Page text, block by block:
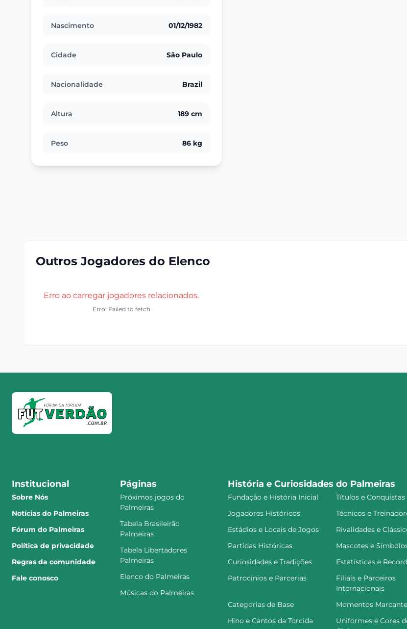
Nascimento 01/12/1982
Cidade São Paulo
Nacionalidade Brazil
Altura 189 cm
Peso 86 kg
Outros Jogadores do Elenco
Erro ao carregar jogadores relacionados.
Erro: Failed to fetch
Institucional
Sobre Nós
Notícias do Palmeiras
Fórum do Palmeiras
Política de privacidade
Regras da comunidade
Fale conosco
Páginas
Próximos jogos do
Palmeiras
Tabela Brasileirão
Palmeiras
Tabela Libertadores
Palmeiras
Elenco do Palmeiras
Músicas do Palmeiras
História e Curiosidades do Palmeiras
Fundação e História Inicial
Títulos e Conquistas
Jogadores Históricos
Técnicos e
Estádios e Locais de Jogos
Rivalidades e
Partidas Históricas
Mascotes e
Curiosidades e Tradições
Estatísticas e
Patrocínios e Parcerias
Filiais e Parceiros
Internacionais
Categorias de Base
Momentos
Hino e Cantos da Torcida
Uniformes e Cores